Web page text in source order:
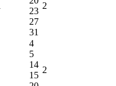
23
27
31
2
4
5
14
15
2